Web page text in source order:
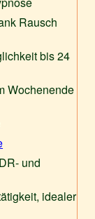
Rausch
bis 24
Wochenende
und
idealer